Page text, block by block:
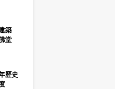
築
堂
歷史